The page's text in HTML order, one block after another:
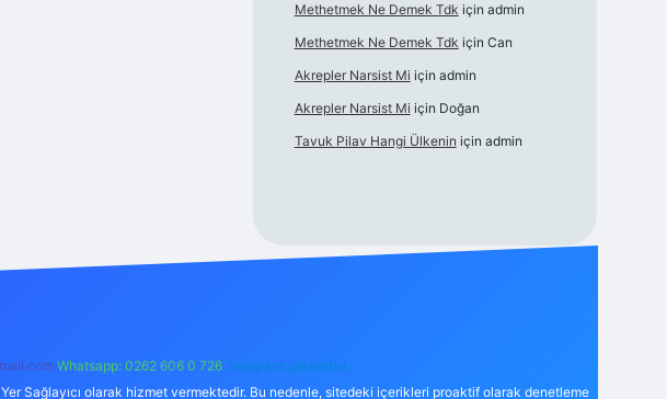
Methetmek Ne Demek Tdk için admin
Methetmek Ne Demek Tdk için Can
Akrepler Narsist Mi için admin
Akrepler Narsist Mi için Doğan
Tavuk Pilav Hangi Ülkenin için admin
Whatsapp: 0262 606 0 726 Telegram: @karabul
Sağlayıcı olarak hizmet vermektedir. Bu nedenle, sitedeki içerikleri proaktif olarak denetleme